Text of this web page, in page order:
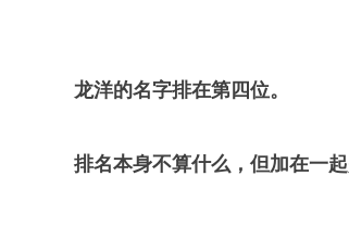
龙洋的名字排在第四位。
排名本身不算什么，但加在一